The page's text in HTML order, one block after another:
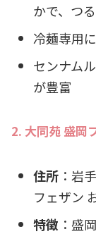
かで、つ
冷麺専用
センナム
が豊富
2. 大同苑 盛岡
住所 ：岩
フェザン
特徴 ：盛